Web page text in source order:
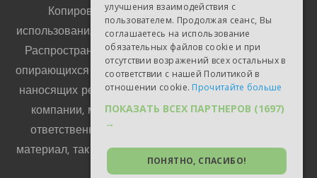
Копирование материалов запрещено без
использования активной ссылки на surveyharbor.com.
Распространение ложных сведений о Проекте, не
опирающихся на убедительную доказательную базу и
наносящих репутационный и/или финансовый вред
компании, может повлечь гражданско-правовую
ответственность как лица, размещающего такой
материал, так и владельца сайта, где такой материал
GERMAN
POLISH
SPANISH
улучшения взаимодействия с
пользователем. Продолжая сеанс, Вы
соглашаетесь на использование
обязательных файлов cookie и при
отсутствии возражений всех остальных в
соответствии с нашей Политикой в
отношении cookie. Прочитайте больше
ПОКАЗАТЬ ВСЕХ ПАРТНЕРОВ (1697)
→
ПОНЯТНО, СПАСИБО!